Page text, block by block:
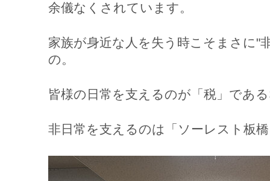
余儀なくされています。
家族が身近な人を失う時こそまさに"
の。
皆様の日常を支えるのが「税」であ
非日常を支えるのは「ソーレスト板